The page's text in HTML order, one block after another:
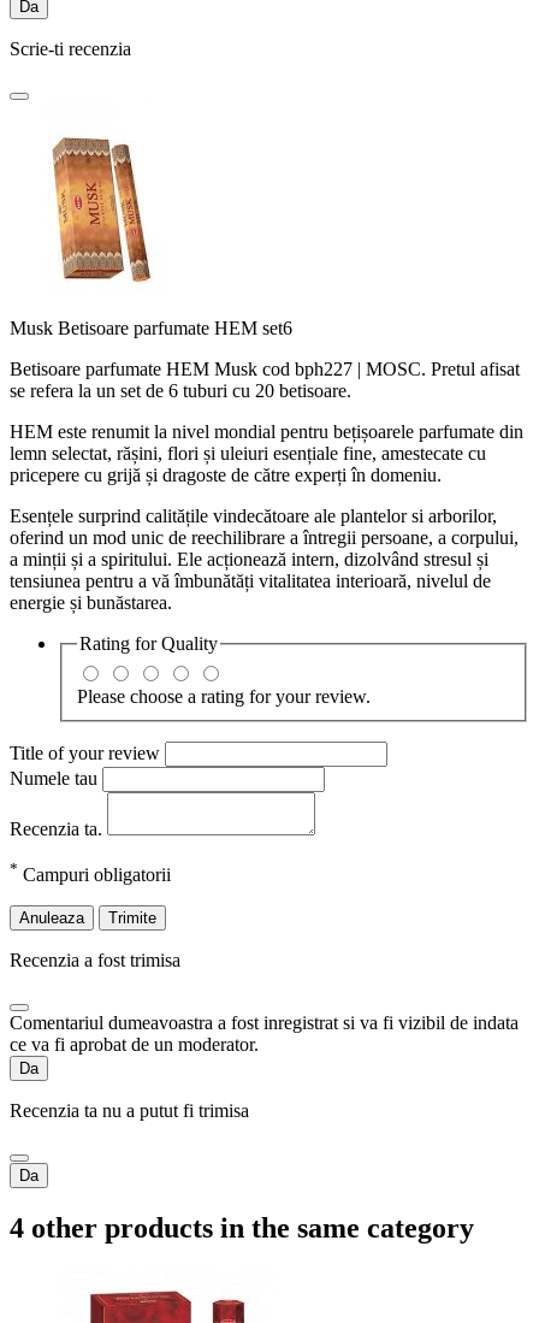
Da
Scrie-ti recenzia
Musk Betisoare parfumate HEM set6
Betisoare parfumate HEM Musk cod bph227 | MOSC. Pretul afisat
se refera la un set de 6 tuburi cu 20 betisoare.
HEM este renumit la nivel mondial pentru bețișoarele parfumate din
lemn selectat, rășini, flori și uleiuri esențiale fine, amestecate cu
pricepere cu grijă și dragoste de către experți în domeniu.
Esențele surprind calitățile vindecătoare ale plantelor si arborilor,
oferind un mod unic de reechilibrare a întregii persoane, a corpului,
a minții și a spiritului. Ele acționează intern, dizolvând stresul și
tensiunea pentru a vă îmbunătăți vitalitatea interioară, nivelul de
energie și bunăstarea.
Rating forQuality
Please choose a rating for your review.
Title of your review
Numele tau
Recenzia ta.
* Campuri obligatorii
Anuleaza Trimite
Recenzia a fost trimisa
Comentariul dumeavoastra a fost inregistrat si va fi vizibil de indata
ce va fi aprobat de un moderator.
Da
Recenzia ta nu a putut fi trimisa
Da
4 other products in the same category